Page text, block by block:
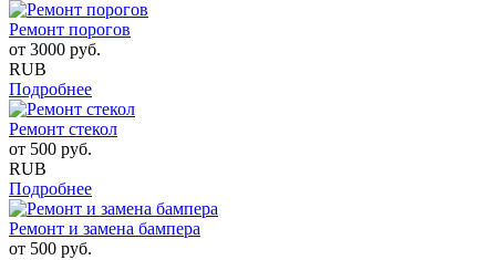
Ремонт порогов
от 3000 руб.
RUB
Подробнее
Ремонт стекол
от 500 руб.
RUB
Подробнее
Ремонт и замена бампера
от 500 руб.